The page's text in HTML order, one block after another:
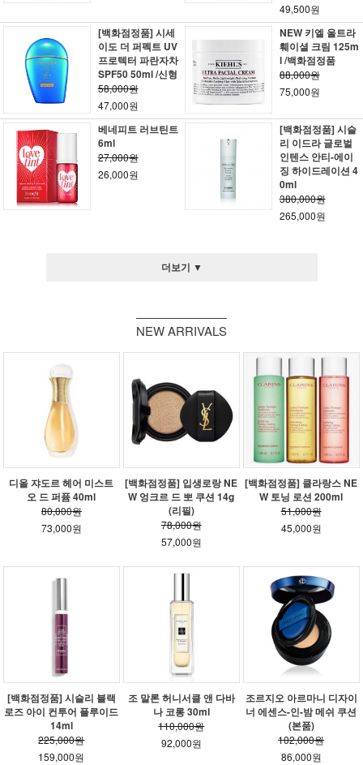
49,500원
[백화점정품] 시세
이도 더 퍼펙트 UV
프로텍터 파란자차
SPF50 50ml /신형
58,000원
47,000원
NEW 키엘 울트라
훼이셜 크림 125m
l /백화점정품
88,000원
75,000원
베네피트 러브틴트
6ml
27,000원
26,000원
[백화점정품] 시슬
리 이드라 글로벌
인텐스 안티-에이
징 하이드레이션 4
0ml
380,000원
265,000원
더보기 ▼
NEW ARRIVALS
디올 쟈도르 헤어 미스트
오 드 퍼퓸 40ml
80,000원
73,000원
[백화점정품] 입생로랑 NE
W 엉크르 드 뽀 쿠션 14g
(리필)
78,000원
57,000원
[백화점정품] 클라랑스 NE
W 토닝 로션 200ml
51,000원
45,000원
[백화점정품] 시슬리 블랙
로즈 아이 컨투어 플루이드
14ml
225,000원
159,000원
조 말론 허니서클 앤 다바
나 코롱 30ml
110,000원
92,000원
조르지오 아르마니 디자이
너 에센스-인-밤 메쉬 쿠션
(본품)
102,000원
86,000원